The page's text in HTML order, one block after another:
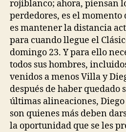
rojiblanco; ahora, piensan
perdedores, es el momento
es mantener la distancia
para cuando llegue el
domingo 23. Y para ello
todos sus hombres,
venidos a menos Villa y
después de haber quedado
últimas alineaciones,
son quienes más deben
la oportunidad que se les